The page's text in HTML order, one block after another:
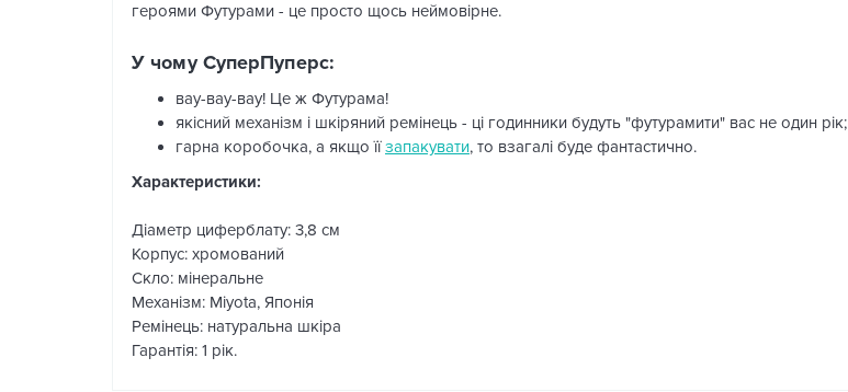
героями Футурами - це просто щось неймовірне.
У чому СуперПуперс:
вау-вау-вау! Це ж Футурама!
якісний механізм і шкіряний ремінець - ці годинники будуть "футурамити" вас не один рік;
гарна коробочка, а якщо їїзапакувати, то взагалі буде фантастично.
Характеристики:
Діаметр циферблату: 3,8 см
Корпус: хромований
Скло: мінеральне
Механізм: Miyota, Японія
Ремінець: натуральна шкіра
Гарантія: 1 рік.